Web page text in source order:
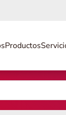
Productos